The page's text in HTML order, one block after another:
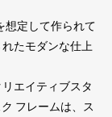
想定して作られて
たモダンな仕上
エイティブスタ
フレームは、ス